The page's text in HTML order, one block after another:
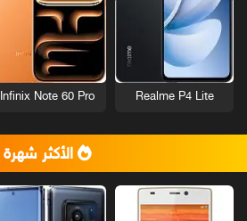
Realme P4 Lite
Infinix Note 60 Pro
الأكثر شهرة